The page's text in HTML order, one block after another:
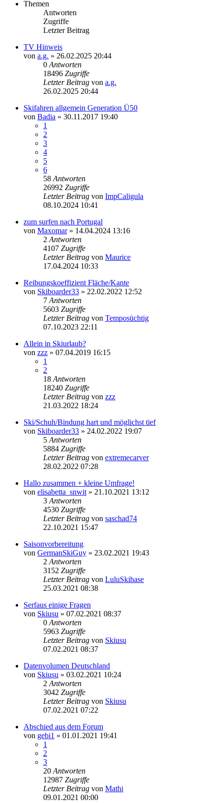
Themen
Antworten
Zugriffe
Letzter Beitrag
TV Hinweis
von a.g. » 26.02.2025 20:44
0 Antworten
18496 Zugriffe
Letzter Beitrag von a.g.
26.02.2025 20:44
Skifahren allgemein Generation Ü50
von Badia » 30.11.2017 19:40
1
2
3
4
5
6
58 Antworten
26992 Zugriffe
Letzter Beitrag von ImpCaligula
08.10.2024 10:41
zum surfen nach Portugal
von Maxomar» 14.04.2024 13:16
2 Antworten
4107 Zugriffe
Letzter Beitrag von Maurice
17.04.2024 10:33
Reibungskoeffizient Fläche/Kante
von Skiboarder33 » 22.02.2022 12:52
7 Antworten
5603 Zugriffe
Letzter Beitrag von Temposüchtig
07.10.2023 22:11
Allein in Skiurlaub?
von zzz » 07.04.2019 16:15
1
2
18 Antworten
18240 Zugriffe
Letzter Beitrag von zzz
21.03.2022 18:24
Ski/Schuh/Bindung hart und möglichst tief
von Skiboarder33 » 24.02.2022 19:07
5 Antworten
5884 Zugriffe
Letzter Beitrag von extremecarver
28.02.2022 07:28
Hallo zusammen + kleine Umfrage!
von elisabetta_snwit » 21.10.2021 13:12
3 Antworten
4530 Zugriffe
Letzter Beitrag von saschad74
22.10.2021 15:47
Saisonvorbereitung
von GermanSkiGuy » 23.02.2021 19:43
2 Antworten
3152 Zugriffe
Letzter Beitrag von LuluSkihase
25.03.2021 08:38
Serfaus einige Fragen
von Skiusu » 07.02.2021 08:37
0 Antworten
5963 Zugriffe
Letzter Beitrag von Skiusu
07.02.2021 08:37
Datenvolumen Deutschland
von Skiusu » 03.02.2021 10:24
2 Antworten
3042 Zugriffe
Letzter Beitrag von Skiusu
07.02.2021 07:22
Abschied aus dem Forum
von gebi1 » 01.01.2021 19:41
1
2
3
20 Antworten
12987 Zugriffe
Letzter Beitrag von Mathi
09.01.2021 00:00